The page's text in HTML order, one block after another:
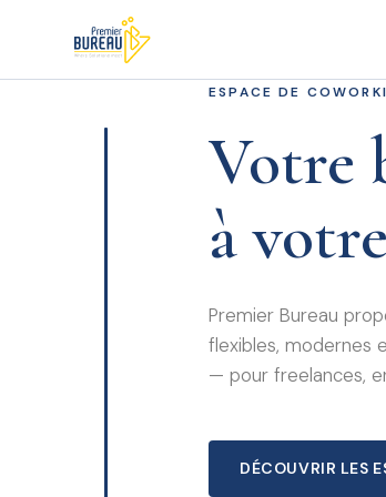
ESPACE DE
Votre
à
Premier Bureau
flexibles, modernes
— pour freelances,
DÉCOUVRIR LES